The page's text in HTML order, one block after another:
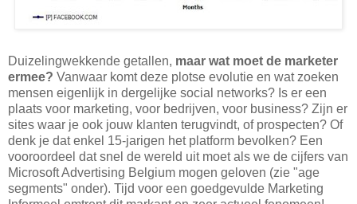
Duizelingwekkende getallen, maar wat moet de marketer
ermee? Vanwaar komt deze plotse evolutie en wat zoeken
mensen eigenlijk in dergelijke social networks? Is er een
plaats voor marketing, voor bedrijven, voor business? Zijn er
sites waar je ook jouw klanten terugvindt, of prospecten? Of
denk je dat enkel 15-jarigen het platform bevolken? Een
vooroordeel dat snel de wereld uit moet als we de cijfers van
Microsoft Advertising Belgium mogen geloven (zie "age
segments" onder). Tijd voor een goedgevulde Marketing